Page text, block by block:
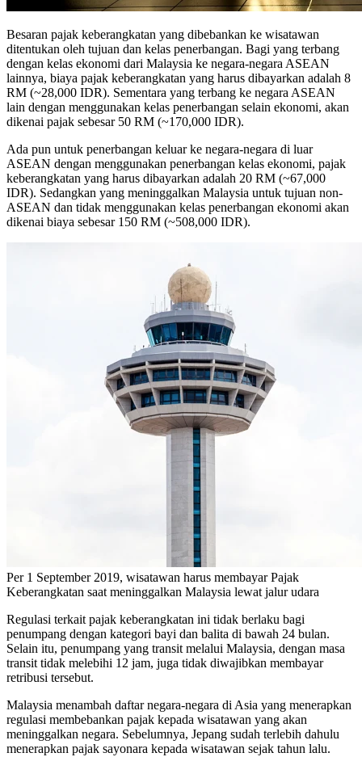
Besaran pajak keberangkatan yang dibebankan ke wisatawan
ditentukan oleh tujuan dan kelas penerbangan. Bagi yang terbang
dengan kelas ekonomi dari Malaysia ke negara-negara ASEAN
lainnya, biaya pajak keberangkatan yang harus dibayarkan adalah 8
RM (~28,000 IDR). Sementara yang terbang ke negara ASEAN
lain dengan menggunakan kelas penerbangan selain ekonomi, akan
dikenai pajak sebesar 50 RM (~170,000 IDR).
Ada pun untuk penerbangan keluar ke negara-negara di luar
ASEAN dengan menggunakan penerbangan kelas ekonomi, pajak
keberangkatan yang harus dibayarkan adalah 20 RM (~67,000
IDR). Sedangkan yang meninggalkan Malaysia untuk tujuan non-
ASEAN dan tidak menggunakan kelas penerbangan ekonomi akan
dikenai biaya sebesar 150 RM (~508,000 IDR).
Per 1 September 2019, wisatawan harus membayar Pajak
Keberangkatan saat meninggalkan Malaysia lewat jalur udara
Regulasi terkait pajak keberangkatan ini tidak berlaku bagi
penumpang dengan kategori bayi dan balita di bawah 24 bulan.
Selain itu, penumpang yang transit melalui Malaysia, dengan masa
transit tidak melebihi 12 jam, juga tidak diwajibkan membayar
retribusi tersebut.
Malaysia menambah daftar negara-negara di Asia yang menerapkan
regulasi membebankan pajak kepada wisatawan yang akan
meninggalkan negara. Sebelumnya, Jepang sudah terlebih dahulu
menerapkan pajak sayonara kepada wisatawan sejak tahun lalu.